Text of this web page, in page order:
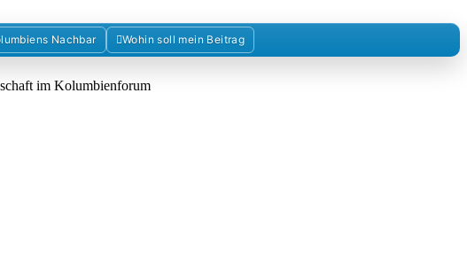
im Kolumbienforum
Nachbar Wohin soll mein Beitrag